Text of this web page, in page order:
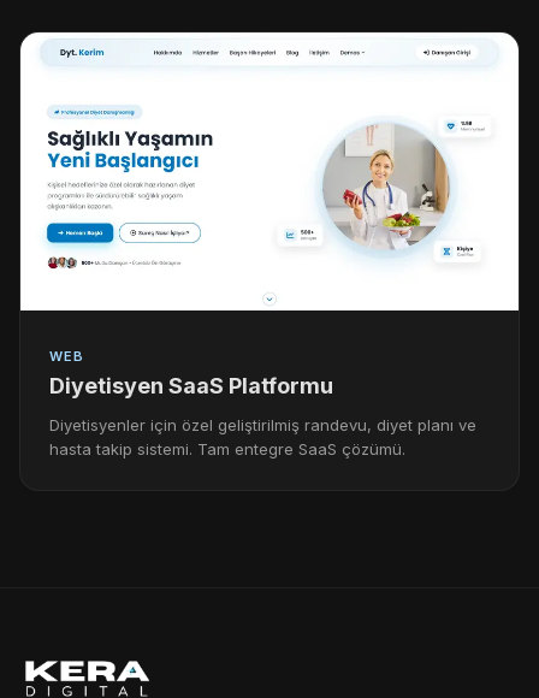
WEB
Diyetisyen SaaS Platformu
Diyetisyenler için özel geliştirilmiş randevu, diyet planı ve
hasta takip sistemi. Tam entegre SaaS çözümü.